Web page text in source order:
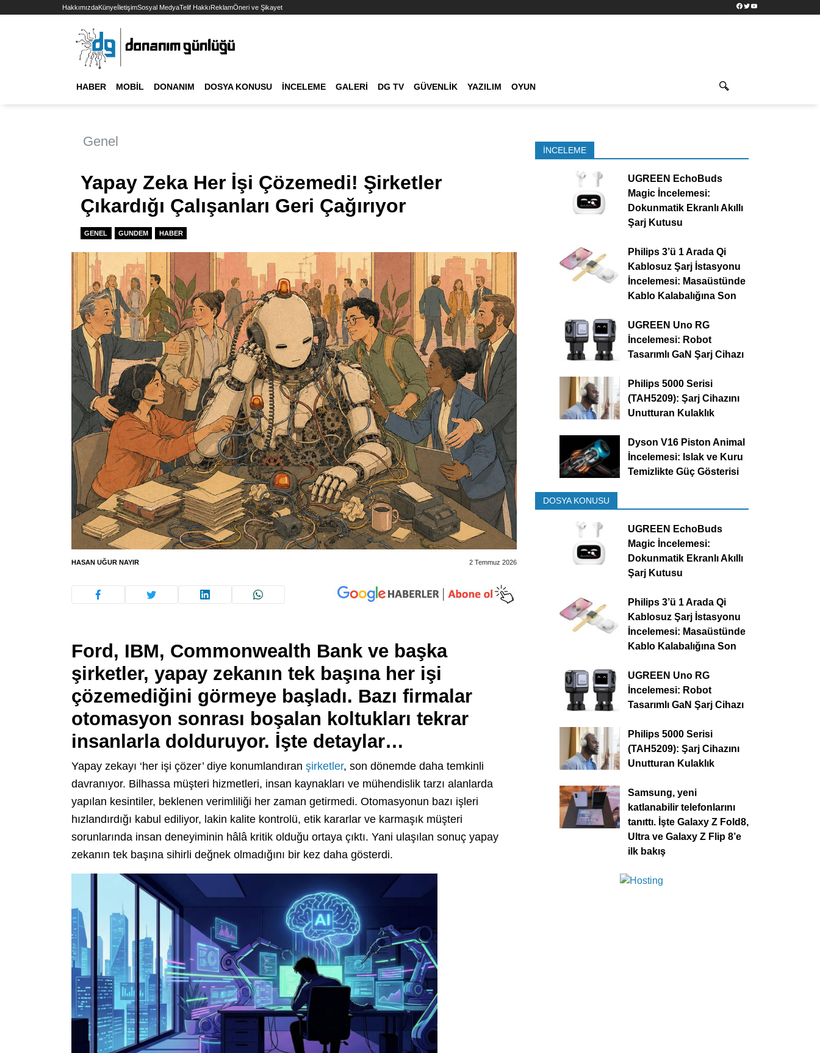
HakkımızdaKünyeİletişimSosyal MedyaTelif HakkıReklamÖneri ve Şikayet Facebook
TwitterYouTube
HABER MOBIL DONANIM DOSYA KONUSU İNCELEME GALERI DG TV GÜVENLIK YAZILIM OYUN
Genel
Yapay Zeka Her İşi Çözemedi! Şirketler
Çıkardığı Çalışanları Geri Çağırıyor
GENEL GUNDEM HABER
HASAN UĞUR NAYIR 2 Temmuz 2026
Ford, IBM, Commonwealth Bank ve başka
şirketler, yapay zekanın tek başına her işi
çözemediğini görmeye başladı. Bazı firmalar
otomasyon sonrası boşalan koltukları tekrar
insanlarla dolduruyor. İşte detaylar…
Yapay zekayı ‘her işi çözer’ diye konumlandıran şirketler, son dönemde daha temkinli
davranıyor. Bilhassa müşteri hizmetleri, insan kaynakları ve mühendislik tarzı alanlarda
yapılan kesintiler, beklenen verimliliği her zaman getirmedi. Otomasyonun bazı işleri
hızlandırdığı kabul ediliyor, lakin kalite kontrolü, etik kararlar ve karmaşık müşteri
sorunlarında insan deneyiminin hâlâ kritik olduğu ortaya çıktı. Yani ulaşılan sonuç yapay
zekanın tek başına sihirli değnek olmadığını bir kez daha gösterdi.
İNCELEME
UGREEN EchoBuds
Magic İncelemesi:
Dokunmatik Ekranlı Akıllı
Şarj Kutusu
Philips 3’ü 1 Arada Qi
Kablosuz Şarj İstasyonu
İncelemesi: Masaüstünde
Kablo Kalabalığına Son
UGREEN Uno RG
İncelemesi: Robot
Tasarımlı GaN Şarj Cihazı
Philips 5000 Serisi
(TAH5209): Şarj Cihazını
Unutturan Kulaklık
Dyson V16 Piston Animal
İncelemesi: Islak ve Kuru
Temizlikte Güç Gösterisi
DOSYA KONUSU
UGREEN EchoBuds
Magic İncelemesi:
Dokunmatik Ekranlı Akıllı
Şarj Kutusu
Philips 3’ü 1 Arada Qi
Kablosuz Şarj İstasyonu
İncelemesi: Masaüstünde
Kablo Kalabalığına Son
UGREEN Uno RG
İncelemesi: Robot
Tasarımlı GaN Şarj Cihazı
Philips 5000 Serisi
(TAH5209): Şarj Cihazını
Unutturan Kulaklık
Samsung, yeni
katlanabilir telefonlarını
tanıttı. İşte Galaxy Z Fold8,
Ultra ve Galaxy Z Flip 8’e
ilk bakış